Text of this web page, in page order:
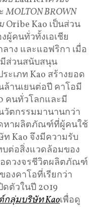
MOLTON BROWN
Oribe Kao เป็นส่วน
ผู้คนทั่วทั้งเอเชีย
าง และแอฟริกา เมื่อ
ส่วนสนับสนุน
ะเภท Kao สร้างยอด
านเยนต่อปี คาโอมี
คนทั่วโลกและมี
วัตกรรมมานานกว่า
ดหาผลิตภัณฑ์ที่ผู้คนใช้
Kao จึงมีความรับ
ต่อสิ่งแวดล้อมของ
ดวงจรชีวิตผลิตภัณฑ์
องคาโอที่เรียกว่า
ตัวในปี 2019
กลุ่มบริษัท Kaoเพื่อดู